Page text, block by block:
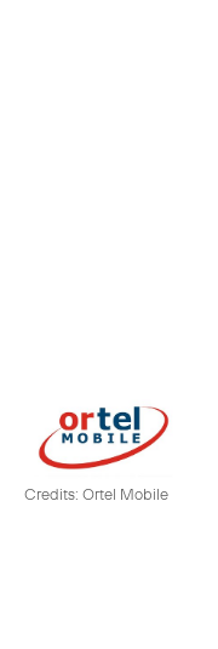
Credits: Ortel Mobile